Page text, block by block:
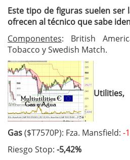
Este tipo de figuras suelen
ofrecen al técnico que sabe
Componentes: British
Tobacco y Swedish Match.
Gas($T7570P): Fza. Mansfield: -
Riesgo Stop: -5,42%